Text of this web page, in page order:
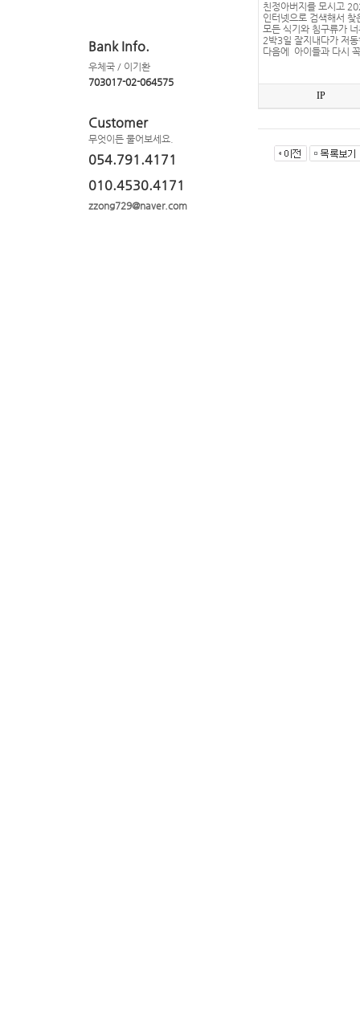
Bank Info.
우체국 / 이기환
703017-02-064575
Customer
무엇이든 물어보세요.
054.791.4171
010.4530.4171
zzong729@naver.com
친정아버지를 모시고
인터넷으로 검색해서
모든 식기와 침구류가
2박3일 잘지내다가 저
다음에 아이들과 다시
IP